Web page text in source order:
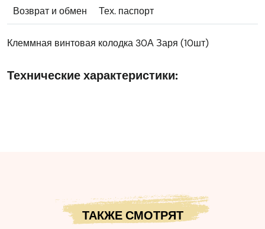
Возврат и обмен Тех. паспорт
Клеммная винтовая колодка 30А Заря (10шт)
Технические характеристики:
ТАКЖЕ СМОТРЯТ